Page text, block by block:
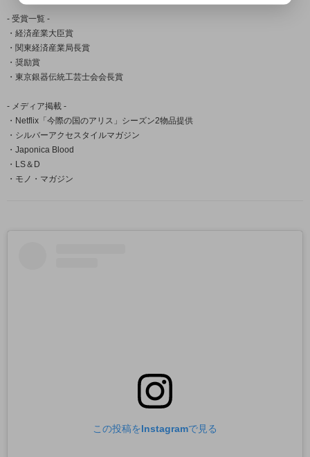
- 受賞一覧 -
・経済産業大臣賞
・関東経済産業局長賞
・奨励賞
・東京銀器伝統工芸士会会長賞
- メディア掲載 -
・Netflix「今際の国のアリス」シーズン2物品提供
・シルバーアクセスタイルマガジン
・Japonica Blood
・LS＆D
・モノ・マガジン
この投稿をInstagramで見る